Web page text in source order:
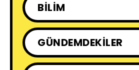
BILIM
GÜNDEMDEKILER